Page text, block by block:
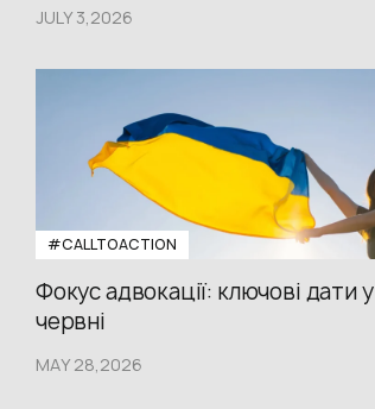
JULY 3,2026
#CALLTOACTION
Фокус адвокації: ключові дати у
червні
MAY 28,2026